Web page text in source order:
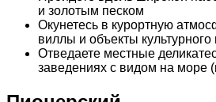
и золотым песком
Окунетесь в курортную
виллы и объекты культурного
Отведаете местные
заведениях с видом на море